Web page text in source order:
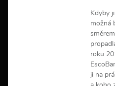
Kdyby
možná
roku
ji na